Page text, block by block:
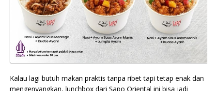
Kalau lagi butuh makan praktis tanpa ribet tapi tetap enak dan
mengenyangkan, lunchbox dari Sapo Oriental ini bisa jadi